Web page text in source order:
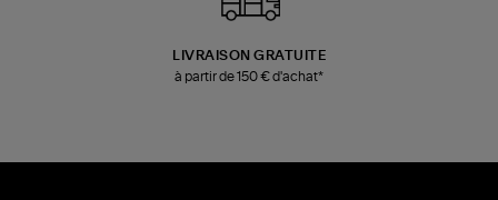
LIVRAISON GRATUITE
à partir de 150 € d'achat*